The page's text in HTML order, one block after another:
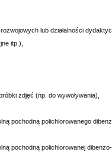
lub działalności
itp.),
zdjęć (np. do wywoływania),
pochodną polichlorowanego
pochodną polichlorowanej